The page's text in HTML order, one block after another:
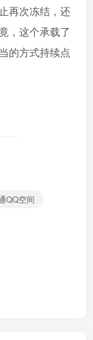
再次冻结，还
，这个承载了
的方式持续点
QQ空间